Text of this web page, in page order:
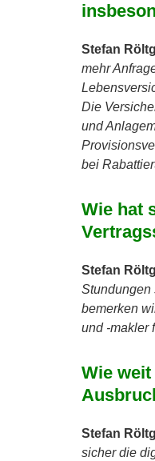
Stefan
mehr
Die
und
bei
Wie hat
Stefan
Stundungen
bemerken
und -makler
Wie
Stefan
sicher die